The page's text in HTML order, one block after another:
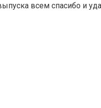
всем спасибо и